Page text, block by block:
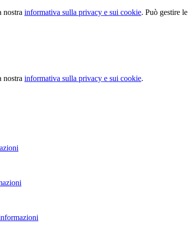
nostra informativa sulla privacy e sui cookie. Può gestire le
nostra informativa sulla privacy e sui cookie.